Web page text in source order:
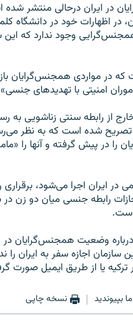
در ایران درحالی منتشر
اظهارات خود در دانشگاه
همجنس‌گرایی وجود ندارد که
در مواردی همجنس‌گرایان
امنیتی با تهدیدهای
از رابطه سنتی زناشویی به
تصریح شده است که به نظر
را در پیش گرفته و آنها را
در ایران اجرا می‌شود،‌
رابطه جنسی میان دو زن
است.
وضعیت همجنس‌گرایان
اجازه سفر به ایران را
ترکیه یا از طریق ایمیل صورت
بپیوندید نسخه چاپی